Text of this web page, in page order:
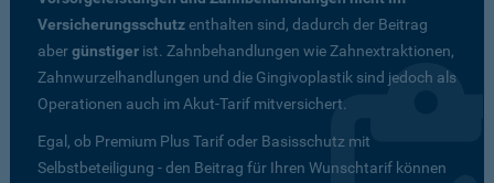
Versicherungsschutzenthalten sind, dadurch der Beitrag
abergünstiger ist. Zahnbehandlungen wie Zahnextraktionen,
Zahnwurzelhandlungen und die Gingivoplastik sind jedoch als
Operationen auch im Akut-Tarif mitversichert.
Egal, ob Premium Plus Tarif oder Basisschutz mit
Selbstbeteiligung - den Beitrag für Ihren Wunschtarif können